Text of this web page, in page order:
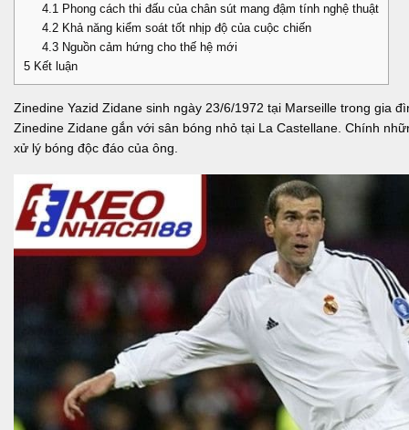
4.1 Phong cách thi đấu của chân sút mang đậm tính nghệ thuật
4.2Khả năng kiểm soát tốt nhịp độ của cuộc chiến
4.3Nguồn cảm hứng cho thế hệ mới
5 Kết luận
Zinedine Yazid Zidane sinh ngày 23/6/1972 tại Marseille trong gia
Zinedine Zidane gắn với sân bóng nhỏ tại La Castellane. Chính
xử lý bóng độc đáo của ông.